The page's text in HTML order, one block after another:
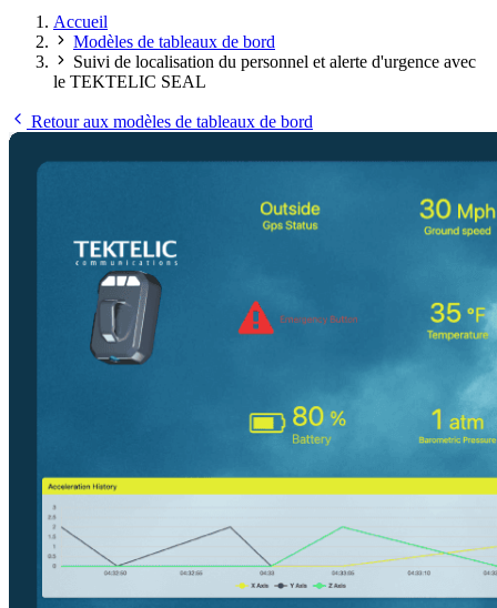
Accueil
Modèles de tableaux de bord
Suivi de localisation du personnel et alerte d'urgence avec
le TEKTELIC SEAL
Retour aux modèles de tableaux de bord